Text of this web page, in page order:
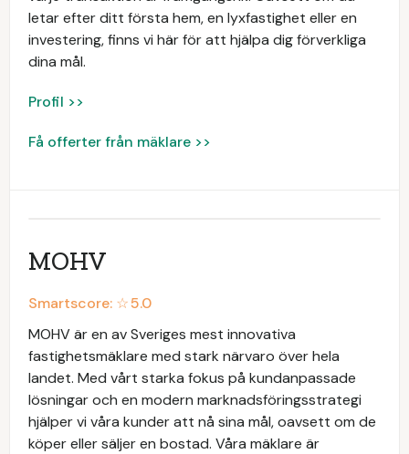
letar efter ditt första hem, en lyxfastighet eller en
investering, finns vi här för att hjälpa dig förverkliga
dina mål.
Profil >>
Få offerter från mäklare >>
MOHV
Smartscore: ☆5.0
MOHV är en av Sveriges mest innovativa
fastighetsmäklare med stark närvaro över hela
landet. Med vårt starka fokus på kundanpassade
lösningar och en modern marknadsföringsstrategi
hjälper vi våra kunder att nå sina mål, oavsett om de
köper eller säljer en bostad. Våra mäklare är